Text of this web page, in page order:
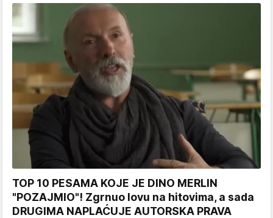
TOP 10 PESAMA KOJE JE DINO MERLIN
"POZAJMIO"! Zgrnuo lovu na hitovima, a sada
DRUGIMA NAPLAĆUJE AUTORSKA PRAVA